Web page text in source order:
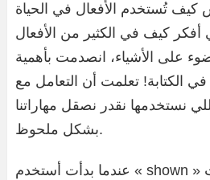
تُستخدم الأفعال في الحياة
أفكر كيف في الكثير من الأفعال
على الأشياء، انصدمت بأهمية
الكتابة! تعلمت أن التعامل مع
نستخدمها نقدر نصقل مهاراتنا
بشكل ملحوظ.
عندما بدأت أستخدم « shown » في المحادثات، شعرت